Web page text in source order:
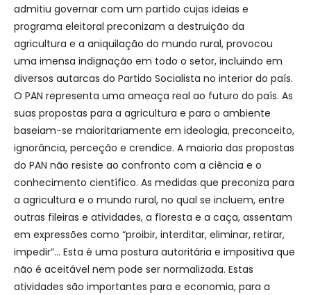
admitiu governar com um partido cujas ideias e
programa eleitoral preconizam a destruição da
agricultura e a aniquilação do mundo rural, provocou
uma imensa indignação em todo o setor, incluindo em
diversos autarcas do Partido Socialista no interior do país.
O PAN representa uma ameaça real ao futuro do país. As
suas propostas para a agricultura e para o ambiente
baseiam-se maioritariamente em ideologia, preconceito,
ignorância, perceção e crendice. A maioria das propostas
do PAN não resiste ao confronto com a ciência e o
conhecimento científico. As medidas que preconiza para
a agricultura e o mundo rural, no qual se incluem, entre
outras fileiras e atividades, a floresta e a caça, assentam
em expressões como “proibir, interditar, eliminar, retirar,
impedir”… Esta é uma postura autoritária e impositiva que
não é aceitável nem pode ser normalizada. Estas
atividades são importantes para e economia, para a